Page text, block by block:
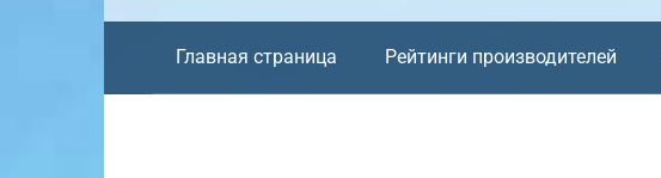
Главная страница Рейтинги производителей